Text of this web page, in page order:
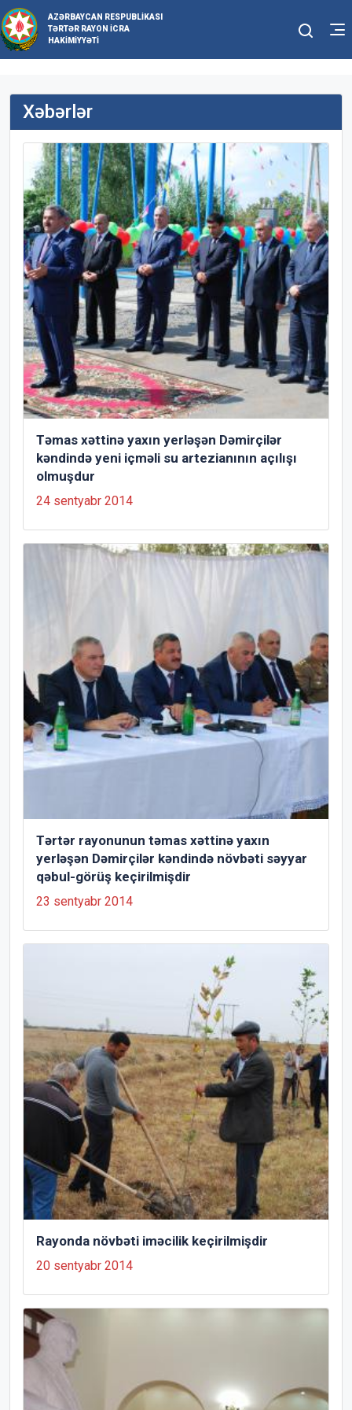
AZƏRBAYCAN RESPUBLIKASI
TƏRTƏR RAYON İCRA
HAKIMIYYƏTI
Xəbərlər
Təmas xəttinə yaxın yerləşən Dəmirçilər
kəndində yeni içməli su artezianının açılışı
olmuşdur
24 sentyabr 2014
Tərtər rayonunun təmas xəttinə yaxın
yerləşən Dəmirçilər kəndində növbəti səyyar
qəbul-görüş keçirilmişdir
23 sentyabr 2014
Rayonda növbəti iməcilik keçirilmişdir
20 sentyabr 2014